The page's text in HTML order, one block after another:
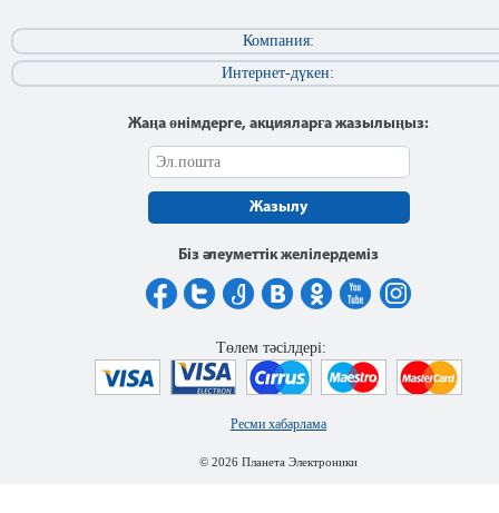
Компания:
Интернет-дүкен:
Жаңа өнімдерге, акцияларға жазылыңыз:
Жазылу
Біз әлеуметтік желілердеміз
Ресми хабарлама
© 2026 Планета Электроники
Төлем тәсілдері: